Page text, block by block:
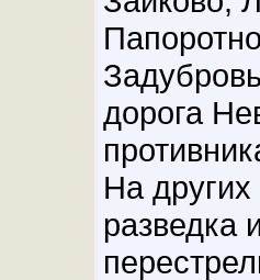
дорога
На
разведка